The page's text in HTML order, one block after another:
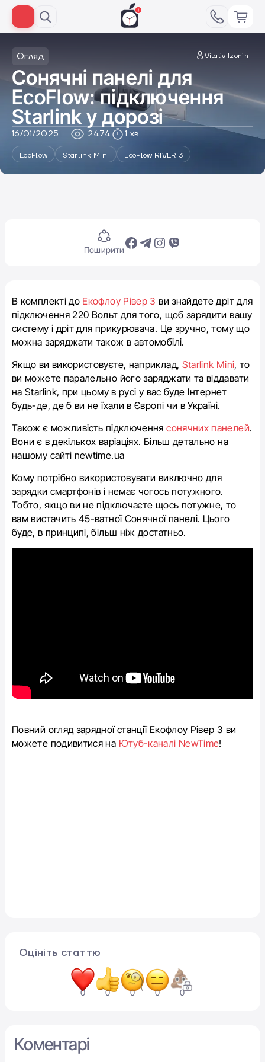
Огляд Vitaliy Izonin
Сонячні панелі для
EcoFlow: підключення
Starlink у дорозі
16/01/2025 2474 1 хв
EcoFlow Starlink Mini EcoFlow RIVER 3
Поширити
В комплекті до Екофлоу Рівер 3 ви знайдете дріт для
підключення 220 Вольт для того, щоб зарядити вашу
систему і дріт для прикурювача. Це зручно, тому що
можна заряджати також в автомобілі.
Якщо ви використовуєте, наприклад, Starlink Mini, то
ви можете паралельно його заряджати та віддавати
на Starlink, при цьому в русі у вас буде Інтернет
будь-де, де б ви не їхали в Європі чи в Україні.
Також є можливість підключеннясонячних панелей.
Вони є в декількох варіаціях. Більш детально на
нашому сайті newtime.ua
Кому потрібно використовувати виключно для
зарядки смартфонів і немає чогось потужного.
Тобто, якщо ви не підключаєте щось потужне, то
вам вистачить 45-ватної Сонячної панелі. Цього
буде, в принципі, більш ніж достатньо.
Повний огляд зарядної станції Екофлоу Рівер 3 ви
можете подивитися на Ютуб-каналі NewTime!
Оцініть статтю
0 0 0 0 0
Коментарі